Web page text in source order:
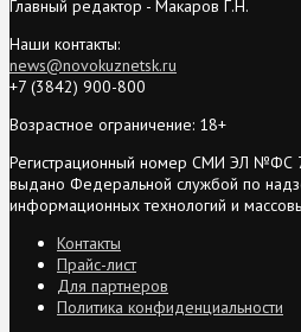
Главный редактор - Макаров Г.Н.
Наши контакты:
news@novokuznetsk.ru
+7 (3842) 900-800
Возрастное ограничение: 18+
Регистрационный номер СМИ ЭЛ №ФС
выдано Федеральной службой по
информационных технологий и
Контакты
Прайс-лист
Для партнеров
Политика конфиденциальности